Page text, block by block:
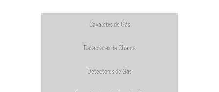
Cavaletes de Gás
Detectores de Chama
Detectores de Gás